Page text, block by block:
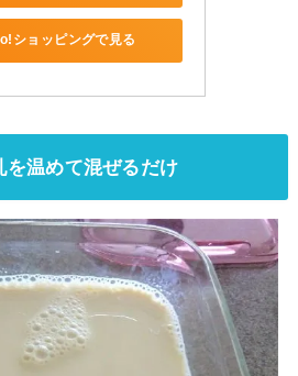
ショッピングで見る
温めて混ぜるだけ